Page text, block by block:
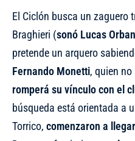
El Ciclón busca un zaguero
Braghieri (sonó Lucas
pretende un arquero
Fernando Monetti, quien
romperá su vínculo con el
búsqueda está orientada a
Torrico, comenzaron a